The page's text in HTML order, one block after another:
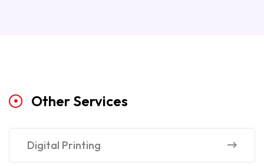
Other Services
Digital Printing